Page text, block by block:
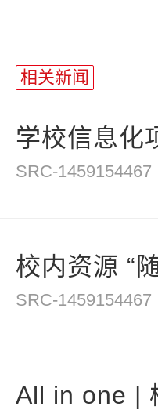
相关新闻
学校信息化
SRC-1459154467
校内资源 “
SRC-1459154467
All in one |